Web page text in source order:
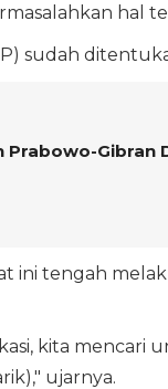
hal
sudah
Prabowo-Gibran
ini tengah
kita mencari
ujarnya.